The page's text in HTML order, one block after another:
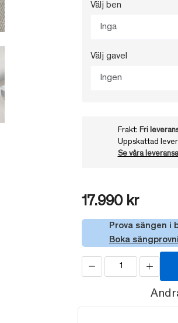
Välj ben
Inga
Välj gavel
Ingen
Frakt: Fri
Uppskattad
Se våra
17.990 kr
Prova sängen i
Boka